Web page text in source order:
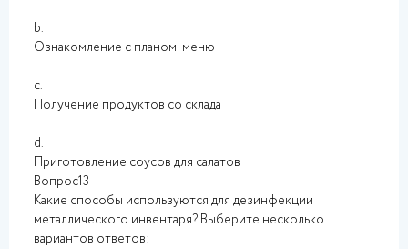
b.
Ознакомление с планом-меню
c.
Получение продуктов со склада
d.
Приготовление соусов для салатов
Вопрос13
Какие способы используются для дезинфекции
металлического инвентаря? Выберите несколько
вариантов ответов: